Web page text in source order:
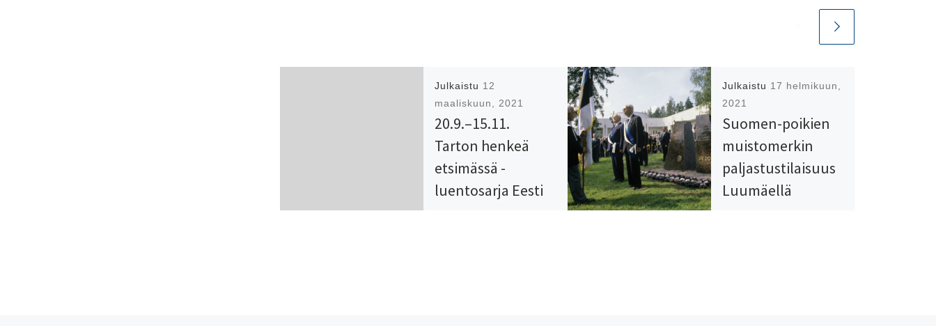
Julkaistu 12
maaliskuun, 2021
20.9.–15.11.
Tarton henkeä
etsimässä -
luentosarja Eesti
Julkaistu 17 helmikuun,
2021
Suomen-poikien
muistomerkin
paljastustilaisuus
Luumäellä